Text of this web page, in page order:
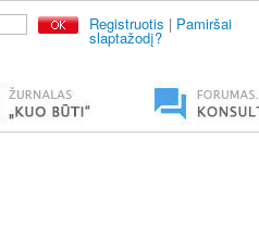
Registruotis | Pamiršai
slaptažodį?